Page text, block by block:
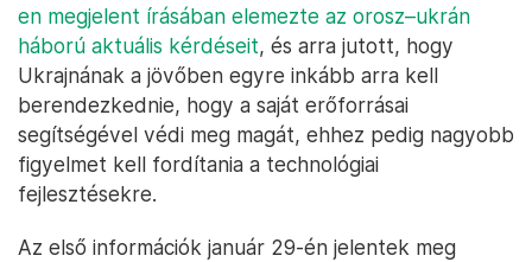
en megjelent írásában elemezte az orosz–ukrán
háború aktuális kérdéseit, és arra jutott, hogy
Ukrajnának a jövőben egyre inkább arra kell
berendezkednie, hogy a saját erőforrásai
segítségével védi meg magát, ehhez pedig nagyobb
figyelmet kell fordítania a technológiai
fejlesztésekre.
Az első információk január 29-én jelentek meg